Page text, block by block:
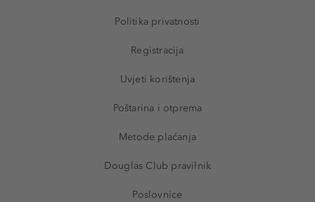
Politika privatnosti
Registracija
Uvjeti korištenja
Poštarina i otprema
Metode plaćanja
Douglas Club pravilnik
Poslovnice